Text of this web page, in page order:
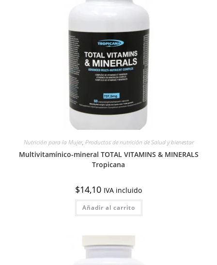
Nutrición para la Mujer, Productos de nutrición de Salud y bienestar
Multivitamínico-mineral TOTAL VITAMINS & MINERALS
Tropicana
$14,10 IVA incluido
Añadir al carrito